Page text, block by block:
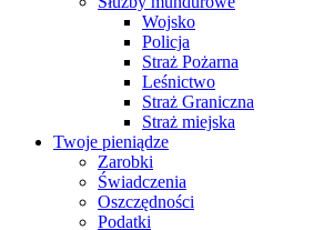
Wojsko
Policja
Straż Pożarna
Leśnictwo
Straż Graniczna
Straż miejska
Twoje pieniądze
Zarobki
Świadczenia
Oszczędności
Podatki